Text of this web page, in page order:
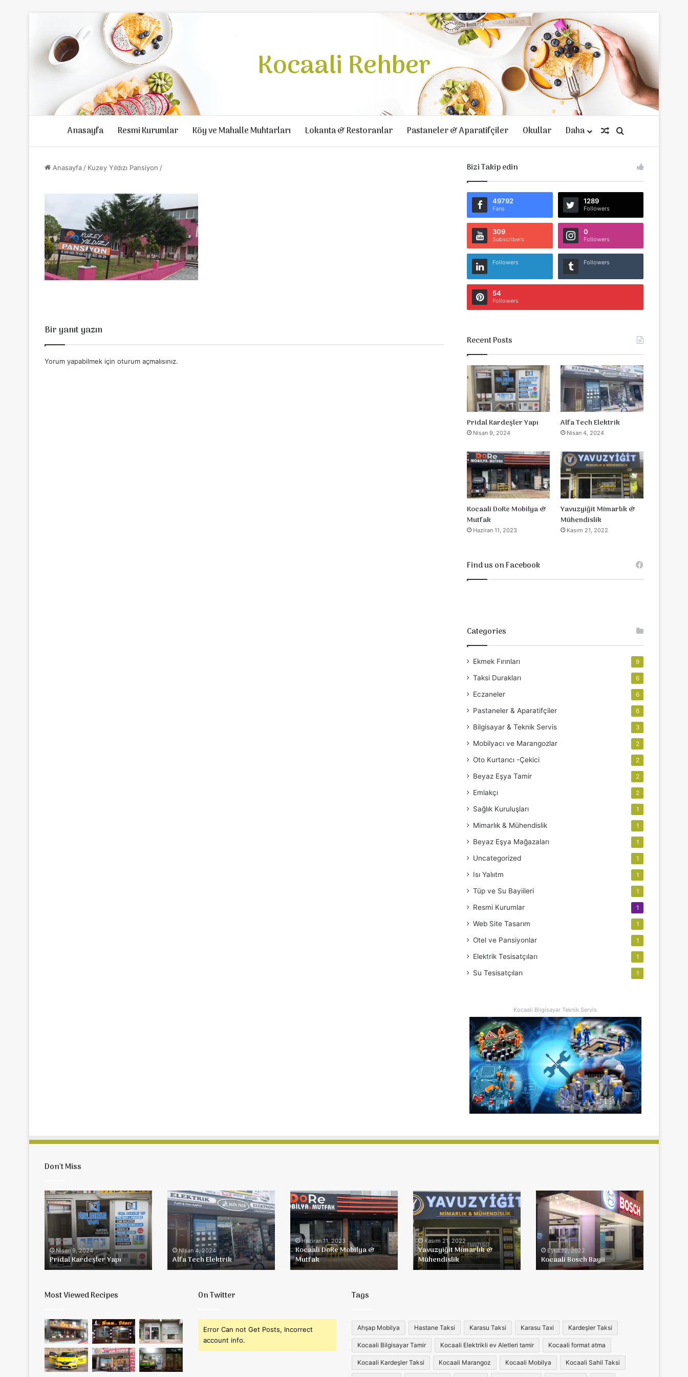
Kocaali Rehber
Anasayfa Resmi Kurumlar Köy ve Mahalle Muhtarları Lokanta & Restoranlar Pastaneler & Aparatifçiler Okullar Daha Rastgele Makale
Anasayfa / Kuzey Yıldızı Pansiyon /
Bir yanıt yazın
Yorum yapabilmek için oturum açmalısınız.
Bizi Takip edin
49792
Fans
1289
Followers
309
Subscribers
0
Followers
Followers Followers
54
Followers
Recent Posts
Pridal Kardeşler Yapı
Nisan 9, 2024
Alfa Tech Elektrik
Nisan 4, 2024
Kocaali DoRe Mobilya &
Mutfak
Haziran 11, 2023
Yavuzyiğit Mimarlık &
Mühendislik
Kasım 21, 2022
Find us on Facebook
Categories
Ekmek Fırınları 9
Taksi Durakları 6
Eczaneler 6
Pastaneler & Aparatifçiler 6
Bilgisayar & Teknik Servis 3
Mobilyacı ve Marangozlar 2
Oto Kurtarıcı -Çekici 2
Beyaz Eşya Tamir 2
Emlakçı 2
Sağlık Kuruluşları 1
Mimarlık & Mühendislik 1
Beyaz Eşya Mağazaları 1
Uncategorized 1
Isı Yalııtm 1
Tüp ve Su Bayiileri 1
Resmi Kurumlar 1
Web Site Tasarım 1
Otel ve Pansiyonlar 1
Elektrik Tesisatçıları 1
Su Tesisatçıları 1
Kocaali Bilgisayar Teknik Servis
Don’t Miss
Pridal
Kardeşler
Nisan 9, 2024
Pridal Kardeşler Yapı
Alfa
Tech
Elektrik
Nisan 4, 2024
Alfa Tech Elektrik
Kocaali
DoRe
MutfakHaziran 11, 2023
Kocaali DoRe Mobilya &
Mutfak
Yavuzyiğit
Mimarlık
&
Mühendislik
Kasım 21, 2022
Yavuzyiğit Mimarlık &
Mühendislik
Kocaali
Bosch
Eylül 12, 2022
Kocaali Bosch Bayii
Most Viewed Recipes On Twitter
Error Can not Get Posts, Incorrect
account info.
Tags
Ahşap Mobilya Hastane Taksi Karasu Taksi Karasu Taxi Kardeşler Taksi
Kocaali Bilgisayar Tamir Kocaali Elektrikli ev Aletleri tamir Kocaali format atma
Kocaali Kardeşler Taksi Kocaali Marangoz Kocaali Mobilya Kocaali Sahil Taksi